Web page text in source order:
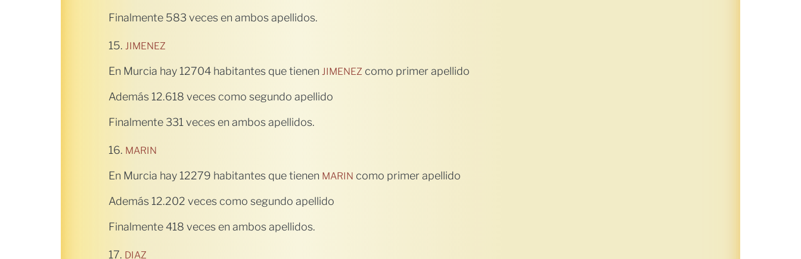
Finalmente 583 veces en ambos apellidos.
15. JIMENEZ
En Murcia hay 12704 habitantes que tienen JIMENEZ como primer apellido
Además 12.618 veces como segundo apellido
Finalmente 331 veces en ambos apellidos.
16. MARIN
En Murcia hay 12279 habitantes que tienen MARIN como primer apellido
Además 12.202 veces como segundo apellido
Finalmente 418 veces en ambos apellidos.
17. DIAZ